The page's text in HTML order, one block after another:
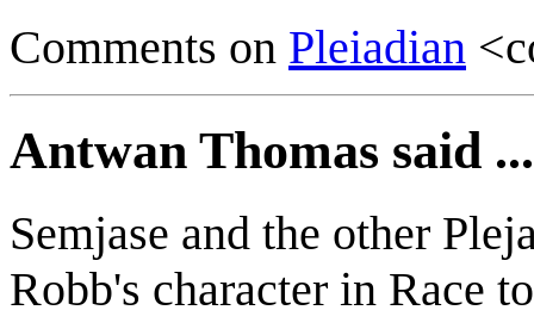
Comments on Pleiadian
Antwan Thomas said ...
Semjase and the other
Robb's character in Race